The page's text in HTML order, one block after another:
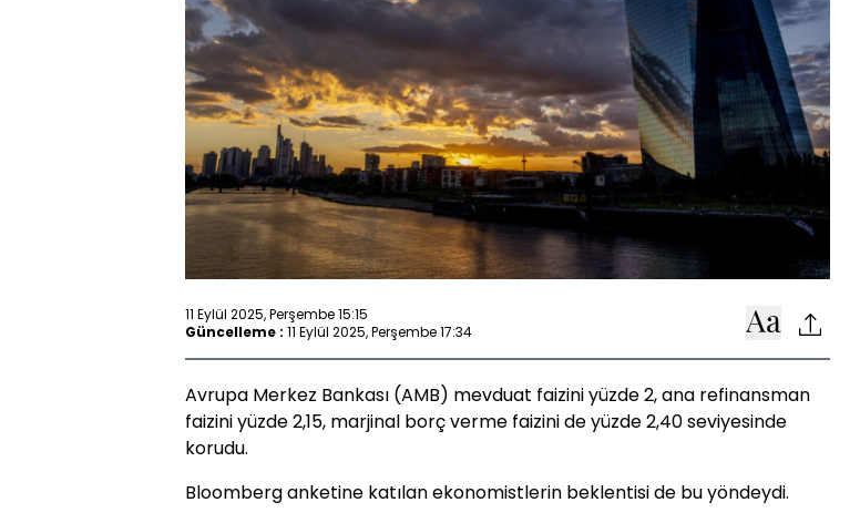
11 Eylül 2025, Perşembe 15:15
Güncelleme : 11 Eylül 2025, Perşembe 17:34
Avrupa Merkez Bankası (AMB) mevduat faizini yüzde 2, ana refinansman
faizini yüzde 2,15, marjinal borç verme faizini de yüzde 2,40 seviyesinde
korudu.
Bloomberg anketine katılan ekonomistlerin beklentisi de bu yöndeydi.